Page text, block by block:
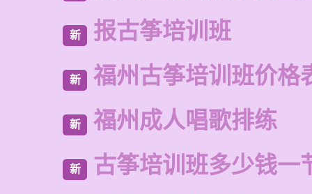
新 报古筝培训班
新 福州古筝培训班价格
新 福州成人唱歌排练
新 古筝培训班多少钱一